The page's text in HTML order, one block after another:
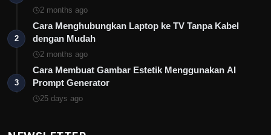
2 months ago
2
Cara Menghubungkan Laptop ke TV Tanpa Kabel
dengan Mudah
2 months ago
3
Cara Membuat Gambar Estetik Menggunakan AI
Prompt Generator
25 days ago